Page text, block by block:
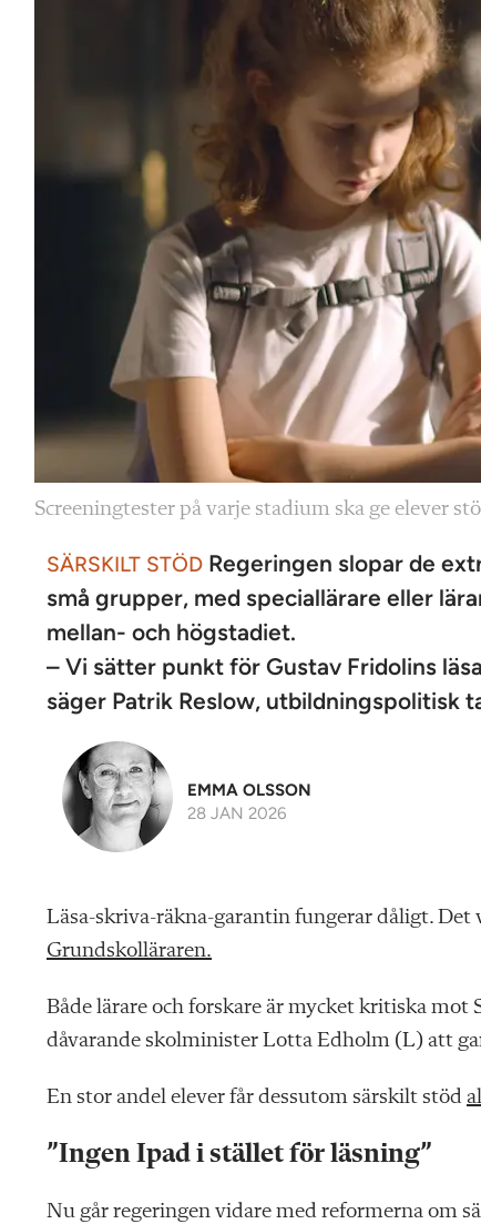
Screeningtester på varje stadium ska ge elever
SÄRSKILT STÖD Regeringen slopar de
små grupper, med speciallärare eller
mellan- och högstadiet.
– Vi sätter punkt för Gustav Fridolins
säger Patrik Reslow, utbildningspolitisk
EMMA OLSSON
28 JAN 2026
Läsa-skriva-räkna-garantin fungerar dåligt. Det
Grundskolläraren.
Både lärare och forskare är mycket kritiska
dåvarande skolminister Lotta Edholm (L) att
En stor andel elever får dessutom särskilt stöd
”Ingen Ipad i stället för läsning”
Nu går regeringen vidare med reformerna om